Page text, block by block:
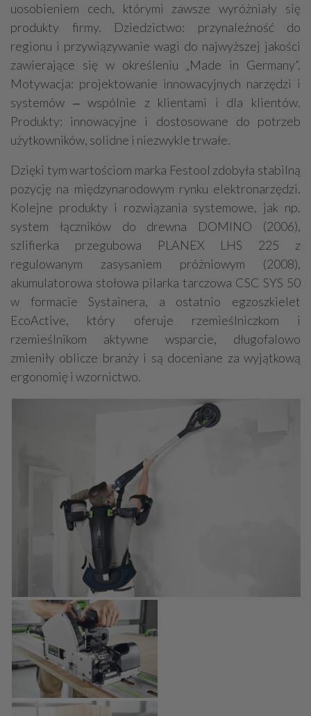
uosobieniem cech, którymi zawsze wyróżniały się
produkty firmy. Dziedzictwo: przynależność do
regionu i przywiązywanie wagi do najwyższej jakości
zawierające się w określeniu „Made in Germany”.
Motywacja: projektowanie innowacyjnych narzędzi i
systemów ‒ wspólnie z klientami i dla klientów.
Produkty: innowacyjne i dostosowane do potrzeb
użytkowników, solidne i niezwykle trwałe.
Dzięki tym wartościom marka Festool zdobyła stabilną
pozycję na międzynarodowym rynku elektronarzędzi.
Kolejne produkty i rozwiązania systemowe, jak np.
system łączników do drewna DOMINO (2006),
szlifierka przegubowa PLANEX LHS 225 z
regulowanym zasysaniem próżniowym (2008),
akumulatorowa stołowa pilarka tarczowa CSC SYS 50
w formacie Systainera, a ostatnio egzoszkielet
EcoActive, który oferuje rzemieślniczkom i
rzemieślnikom aktywne wsparcie, długofalowo
zmieniły oblicze branży i są doceniane za wyjątkową
ergonomię i wzornictwo.